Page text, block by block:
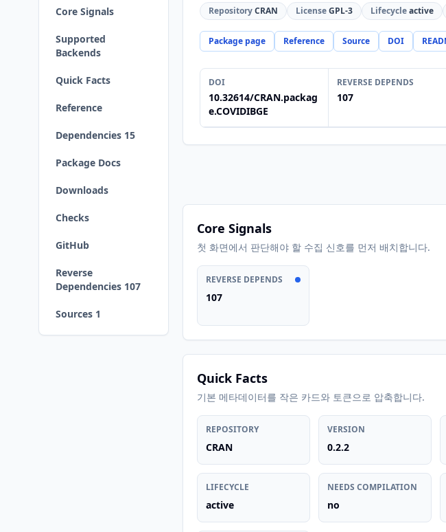
Core Signals
Supported
Backends
Quick Facts
Reference
Dependencies 15
Package Docs
Downloads
Checks
GitHub
Reverse
Dependencies 107
Sources 1
RepositoryCRAN LicenseGPL-3 Lifecycleactive
Package page Reference Source DOI
DOI
10.32614/CRAN.packag
e.COVIDIBGE
REVERSE DEPENDS
107
Core Signals
첫 화면에서 판단해야 할 수집 신호를 먼저 배치합니다.
REVERSE DEPENDS
107
Quick Facts
기본 메타데이터를 작은 카드와 토큰으로 압축합니다.
REPOSITORY
CRAN
VERSION
0.2.2
LIFECYCLE
active
NEEDS COMPILATION
no